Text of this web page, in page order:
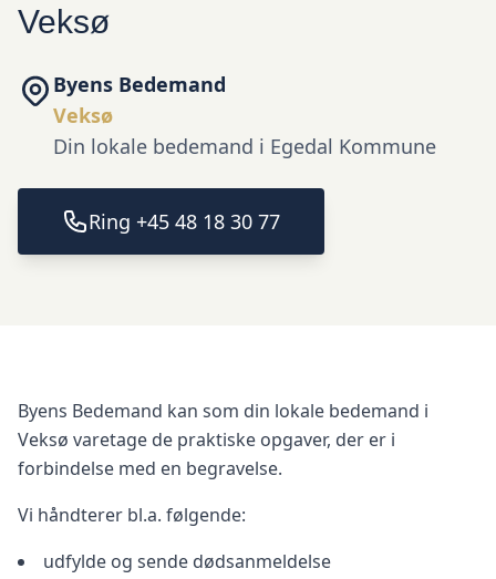
Veksø
Byens Bedemand
Veksø
Din lokale bedemand i Egedal Kommune
Ring +45 48 18 30 77
Byens Bedemand kan som din lokale bedemand i
Veksø varetage de praktiske opgaver, der er i
forbindelse med en begravelse.
Vi håndterer bl.a. følgende:
udfylde og sende dødsanmeldelse